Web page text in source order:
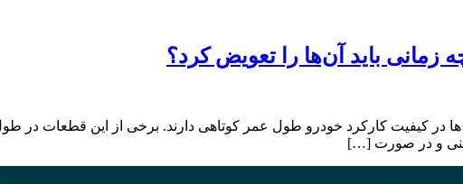
باید آن‌ها را تعویض کرد؟
کیفیت کارکرد خودرو طول عمر کوتاهی دارند. برخی از این قطعات در طول
و در صورت […]